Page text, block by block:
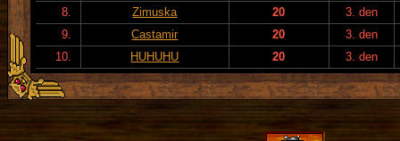
8.
Zimuska 20
3. den
9.
Castamir 20
3. den
10.
HUHUHU 20 3. den